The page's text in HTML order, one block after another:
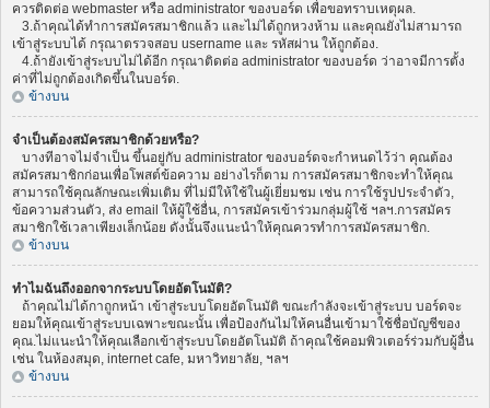
ควรติดต่อ webmaster หรือ administrator ของบอร์ด เพื่อขอทราบเหตุผล.
3.ถ้าคุณได้ทำการสมัครสมาชิกแล้ว และไม่ได้ถูกหวงห้าม และคุณยังไม่สามารถ
เข้าสู่ระบบได้ กรุณาตรวจสอบ username และ รหัสผ่าน ให้ถูกต้อง.
4.ถ้ายังเข้าสู่ระบบไม่ได้อีก กรุณาติดต่อ administrator ของบอร์ด ว่าอาจมีการตั้ง
ค่าที่ไม่ถูกต้องเกิดขึ้นในบอร์ด.
ข้างบน
จำเป็นต้องสมัครสมาชิกด้วยหรือ?
บางทีอาจไม่จำเป็น ขึ้นอยู่กับ administrator ของบอร์ดจะกำหนดไว้ว่า คุณต้อง
สมัครสมาชิกก่อนเพื่อโพสต์ข้อความ อย่างไรก็ตาม การสมัครสมาชิกจะทำให้คุณ
สามารถใช้คุณลักษณะเพิ่มเติม ที่ไม่มีให้ใช้ในผู้เยี่ยมชม เช่น การใช้รูปประจำตัว,
ข้อความส่วนตัว, ส่ง email ให้ผู้ใช้อื่น, การสมัครเข้าร่วมกลุ่มผู้ใช้ ฯลฯ.การสมัคร
สมาชิกใช้เวลาเพียงเล็กน้อย ดังนั้นจึงแนะนำให้คุณควรทำการสมัครสมาชิก.
ข้างบน
ทำไมฉันถึงออกจากระบบโดยอัตโนมัติ?
ถ้าคุณไม่ได้กาถูกหน้า เข้าสู่ระบบโดยอัตโนมัติ ขณะกำลังจะเข้าสู่ระบบ บอร์ดจะ
ยอมให้คุณเข้าสู่ระบบเฉพาะขณะนั้น เพื่อป้องกันไม่ให้คนอื่นเข้ามาใช้ชื่อบัญชีของ
คุณ.ไม่แนะนำให้คุณเลือกเข้าสู่ระบบโดยอัตโนมัติ ถ้าคุณใช้คอมพิวเตอร์ร่วมกับผู้อื่น
เช่น ในห้องสมุด, internet cafe, มหาวิทยาลัย, ฯลฯ
ข้างบน